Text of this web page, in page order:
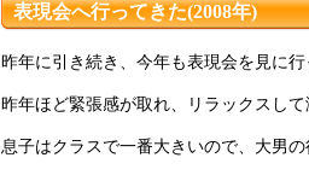
表現会へ行ってきた(2008年)
昨年に引き続き、今年も表現会を見に行
昨年ほど緊張感が取れ、リラックスし
息子はクラスで一番大きいので、大男の